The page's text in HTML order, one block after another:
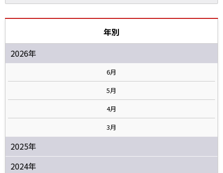
年別
2026年
6月
5月
4月
3月
2025年
2024年